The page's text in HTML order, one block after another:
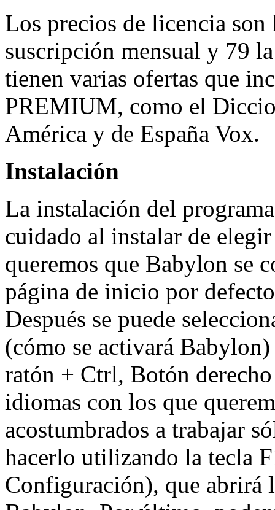
Los precios de licencia
suscripción mensual y 79
tienen varias ofertas que
PREMIUM, como el
América y de España Vox.
Instalación
La instalación del
cuidado al instalar de
queremos que Babylon se
página de inicio por
Después se puede
(cómo se activará
ratón + Ctrl, Botón
idiomas con los que
acostumbrados a trabajar
hacerlo utilizando la tecla
Configuración), que abrirá